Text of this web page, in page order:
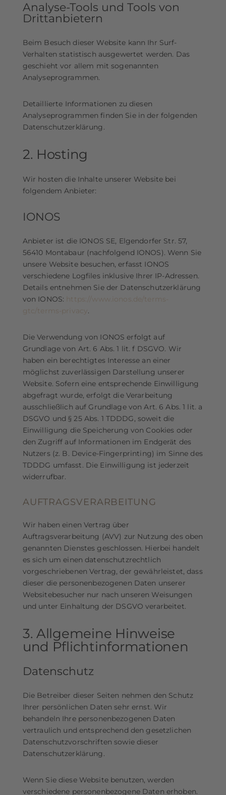
Analyse-Tools und Tools von
Dritt­anbietern
Beim Besuch dieser Website kann Ihr Surf-
Verhalten statistisch ausgewertet werden. Das
geschieht vor allem mit sogenannten
Analyseprogrammen.
Detaillierte Informationen zu diesen
Analyseprogrammen finden Sie in der folgenden
Datenschutzerklärung.
2. Hosting
Wir hosten die Inhalte unserer Website bei
folgendem Anbieter:
IONOS
Anbieter ist die IONOS SE, Elgendorfer Str. 57,
56410 Montabaur (nachfolgend IONOS). Wenn Sie
unsere Website besuchen, erfasst IONOS
verschiedene Logfiles inklusive Ihrer IP-Adressen.
Details entnehmen Sie der Datenschutzerklärung
von IONOS: https://www.ionos.de/terms-
gtc/terms-privacy .
Die Verwendung von IONOS erfolgt auf
Grundlage von Art. 6 Abs. 1 lit. f DSGVO. Wir
haben ein berechtigtes Interesse an einer
möglichst zuverlässigen Darstellung unserer
Website. Sofern eine entsprechende Einwilligung
abgefragt wurde, erfolgt die Verarbeitung
ausschließlich auf Grundlage von Art. 6 Abs. 1 lit. a
DSGVO und § 25 Abs. 1 TDDDG, soweit die
Einwilligung die Speicherung von Cookies oder
den Zugriff auf Informationen im Endgerät des
Nutzers (z. B. Device-Fingerprinting) im Sinne des
TDDDG umfasst. Die Einwilligung ist jederzeit
widerrufbar.
AUFTRAGSVERARBEITUNG
Wir haben einen Vertrag über
Auftragsverarbeitung (AVV) zur Nutzung des oben
genannten Dienstes geschlossen. Hierbei handelt
es sich um einen datenschutzrechtlich
vorgeschriebenen Vertrag, der gewährleistet, dass
dieser die personenbezogenen Daten unserer
Websitebesucher nur nach unseren Weisungen
und unter Einhaltung der DSGVO verarbeitet.
3. Allgemeine Hinweise
und Pflicht­informationen
Datenschutz
Die Betreiber dieser Seiten nehmen den Schutz
Ihrer persönlichen Daten sehr ernst. Wir
behandeln Ihre personenbezogenen Daten
vertraulich und entsprechend den gesetzlichen
Datenschutzvorschriften sowie dieser
Datenschutzerklärung.
Wenn Sie diese Website benutzen, werden
verschiedene personenbezogene Daten erhoben.